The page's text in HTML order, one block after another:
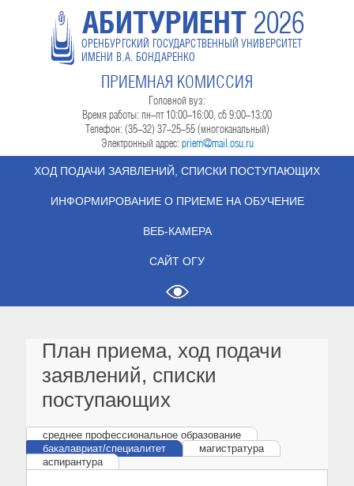
АБИТУРИЕНТ 2026
ОРЕНБУРГСКИЙ ГОСУДАРСТВЕННЫЙ УНИВЕРСИТЕТ
ИМЕНИ В.А. БОНДАРЕНКО
ПРИЕМНАЯ КОМИССИЯ
Головной вуз:
Время работы: пн-пт 10:00-16:00, сб 9:00-13:00
Телефон: (35-32) 37-25-55 (многоканальный)
Электронный адрес: priem@mail.osu.ru
ХОД ПОДАЧИ ЗАЯВЛЕНИЙ, СПИСКИ ПОСТУПАЮЩИХ
ИНФОРМИРОВАНИЕ О ПРИЕМЕ НА ОБУЧЕНИЕ
ВЕБ-КАМЕРА
САЙТ ОГУ
План приема, ход подачи
заявлений, списки
поступающих
среднее профессиональное образование
бакалавриат/специалитет
магистратура
аспирантура